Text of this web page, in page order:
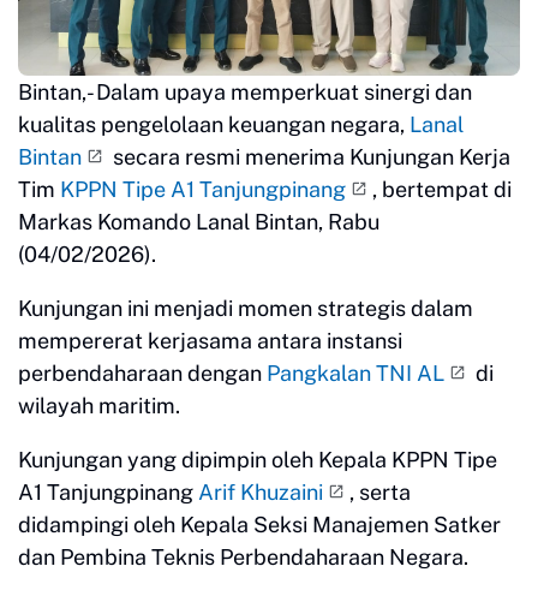
Bintan,- Dalam upaya memperkuat sinergi dan
kualitas pengelolaan keuangan negara, Lanal
Bintan
secara resmi menerima Kunjungan Kerja
Tim KPPN Tipe A1 Tanjungpinang
, bertempat di
Markas Komando Lanal Bintan, Rabu
(04/02/2026).
Kunjungan ini menjadi momen strategis dalam
mempererat kerjasama antara instansi
perbendaharaan dengan Pangkalan TNI AL
di
wilayah maritim.
Kunjungan yang dipimpin oleh Kepala KPPN Tipe
A1 Tanjungpinang Arif Khuzaini
, serta
didampingi oleh Kepala Seksi Manajemen Satker
dan Pembina Teknis Perbendaharaan Negara.